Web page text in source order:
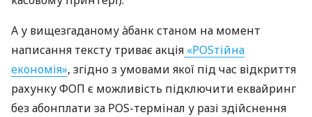
А у вищезгаданому àбанк станом на момент
написання тексту триває акція «POSтійна
економія», згідно з умовами якої під час відкриття
рахунку ФОП є можливість підключити еквайринг
без абонплати за POS-термінал у разі здійснення